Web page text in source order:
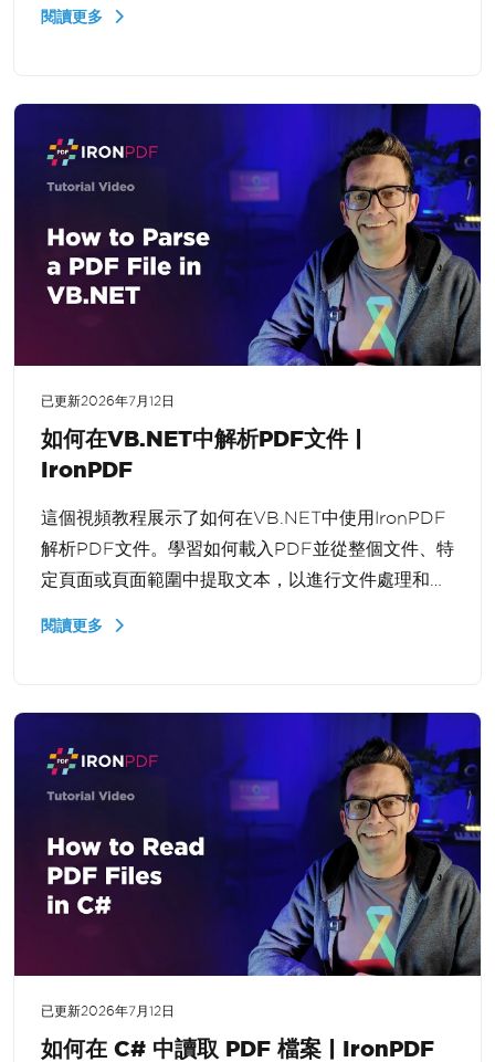
閱讀更多
已更新2026年7月12日
如何在VB.NET中解析PDF文件 |
IronPDF
這個視頻教程展示了如何在VB.NET中使用IronPDF
解析PDF文件。學習如何載入PDF並從整個文件、特
定頁面或頁面範圍中提取文本，以進行文件處理和數
閱讀更多
已更新2026年7月12日
如何在 C# 中讀取 PDF 檔案 | IronPDF